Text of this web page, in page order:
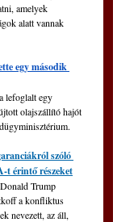
amelyek
alatt vannak
egy második
lefoglalt egy
olajszállító hajót
szóló
t érintő részeket
Trump
a konfliktus
nevezett, az áll,